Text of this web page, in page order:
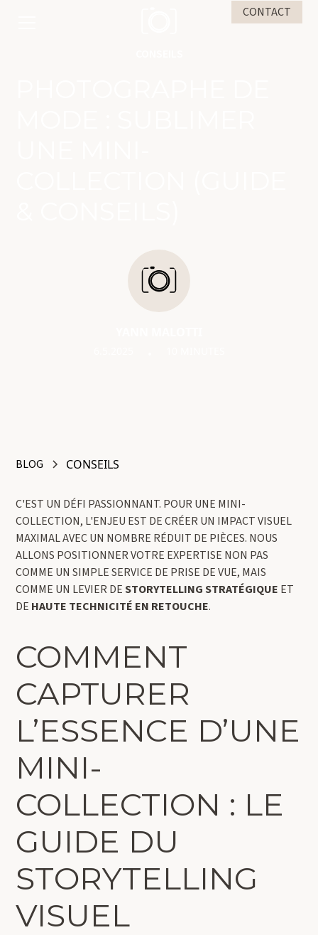
CONTACT
BLOG CONSEILS
C'EST UN DÉFI PASSIONNANT. POUR UNE MINI-
COLLECTION, L'ENJEU EST DE CRÉER UN IMPACT VISUEL
MAXIMAL AVEC UN NOMBRE RÉDUIT DE PIÈCES. NOUS
ALLONS POSITIONNER VOTRE EXPERTISE NON PAS
COMME UN SIMPLE SERVICE DE PRISE DE VUE, MAIS
COMME UN LEVIER DESTORYTELLING STRATÉGIQUE ET
DE HAUTE TECHNICITÉ EN RETOUCHE.
COMMENT
CAPTURER
L’ESSENCE D’UNE
MINI-
COLLECTION : LE
GUIDE DU
STORYTELLING
VISUEL